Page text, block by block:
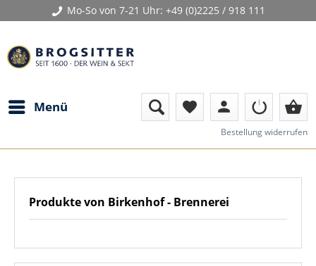
Mo-So von 7-21 Uhr: +49 (0)2225 / 918 111
Menü favorite person shopping_basket
Bestellung widerrufen
Produkte von Birkenhof - Brennerei